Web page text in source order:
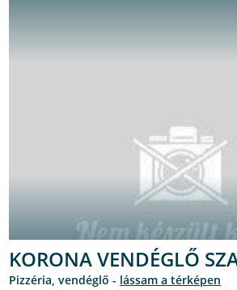
KORONA VENDÉGLŐ
pizzéria, vendéglő - lássam a térképen